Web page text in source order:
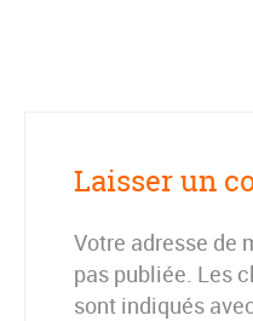
Laisser un
Votre adresse de
pas publiée. Les
sont indiqués